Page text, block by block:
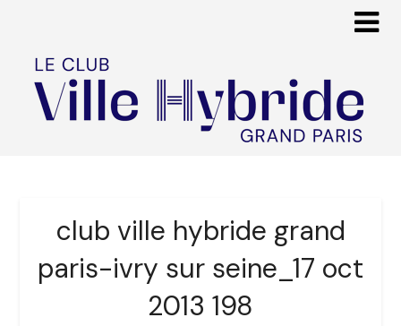
club ville hybride grand
paris-ivry sur seine_17 oct
2013 198